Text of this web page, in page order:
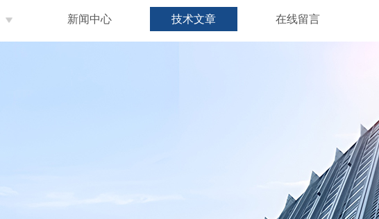
新闻中心 技术文章 在线留言